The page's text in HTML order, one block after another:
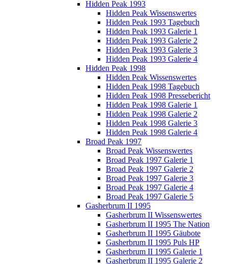
Hidden Peak 1993
Hidden Peak Wissenswertes
Hidden Peak 1993 Tagebuch
Hidden Peak 1993 Galerie 1
Hidden Peak 1993 Galerie 2
Hidden Peak 1993 Galerie 3
Hidden Peak 1993 Galerie 4
Hidden Peak 1998
Hidden Peak Wissenswertes
Hidden Peak 1998 Tagebuch
Hidden Peak 1998 Pressebericht
Hidden Peak 1998 Galerie 1
Hidden Peak 1998 Galerie 2
Hidden Peak 1998 Galerie 3
Hidden Peak 1998 Galerie 4
Broad Peak 1997
Broad Peak Wissenswertes
Broad Peak 1997 Galerie 1
Broad Peak 1997 Galerie 2
Broad Peak 1997 Galerie 3
Broad Peak 1997 Galerie 4
Broad Peak 1997 Galerie 5
Gasherbrum II 1995
Gasherbrum II Wissenswertes
Gasherbrum II 1995 The Nation
Gasherbrum II 1995 Gäubote
Gasherbrum II 1995 Puls HP
Gasherbrum II 1995 Galerie 1
Gasherbrum II 1995 Galerie 2